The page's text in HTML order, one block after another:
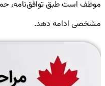
موظف است طبق توافق‌نامه،
مشخصی ادامه دهد.